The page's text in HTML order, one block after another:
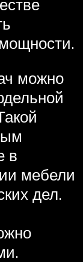
можно
в
мебели
дел.